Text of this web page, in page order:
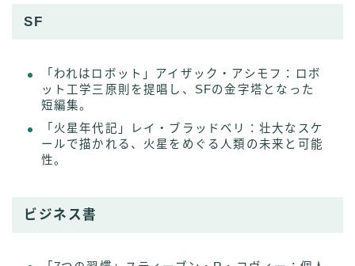
SF
「われはロボット」アイザック・アシモフ：ロボ
ット工学三原則を提唱し、SFの金字塔となった
短編集。
「火星年代記」レイ・ブラッドベリ：壮大なスケ
ールで描かれる、火星をめぐる人類の未来と可能
性。
ビジネス書